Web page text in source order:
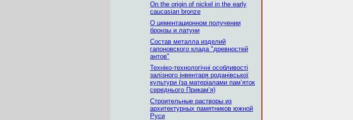
On the origin of nickel in the early
caucasian bronze
О цементационном получении
бронзы и латуни
Состав металла изделий
гапоновского клада "древностей
антов"
Техніко-технологічні особливості
залізного інвентаря роданівської
культури (за матеріалами пам’яток
середнього Прикам’я)
Строительные растворы из
архитектурных памятников южной
Руси